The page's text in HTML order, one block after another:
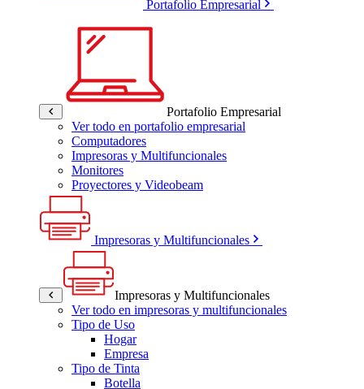
Portafolio Empresarial
Portafolio Empresarial
Ver todo en portafolio empresarial
Computadores
Impresoras y Multifuncionales
Monitores
Proyectores y Videobeam
Impresoras y Multifuncionales
Impresoras y Multifuncionales
Ver todo en impresoras y multifuncionales
Tipo de Uso
Hogar
Empresa
Tipo de Tinta
Botella